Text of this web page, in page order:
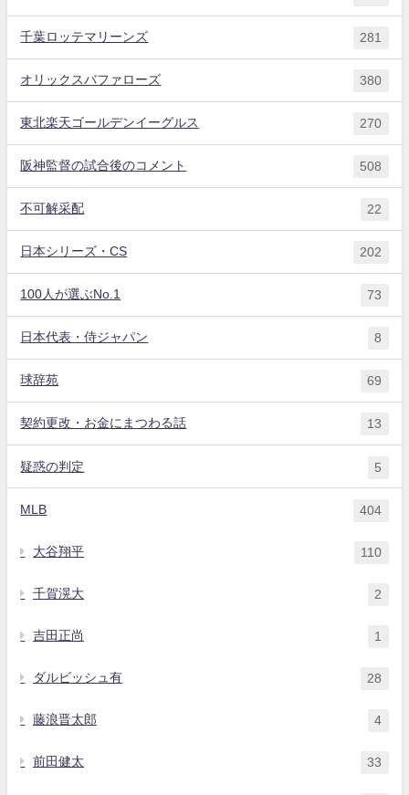
千葉ロッテマリーンズ 281
オリックスバファローズ 380
東北楽天ゴールデンイーグルス 270
阪神監督の試合後のコメント 508
不可解采配 22
日本シリーズ・CS 202
100人が選ぶNo.1 73
日本代表・侍ジャパン 8
球辞苑 69
契約更改・お金にまつわる話 13
疑惑の判定 5
MLB 404
大谷翔平 110
千賀滉大 2
吉田正尚 1
ダルビッシュ有 28
藤浪晋太郎 4
前田健太 33